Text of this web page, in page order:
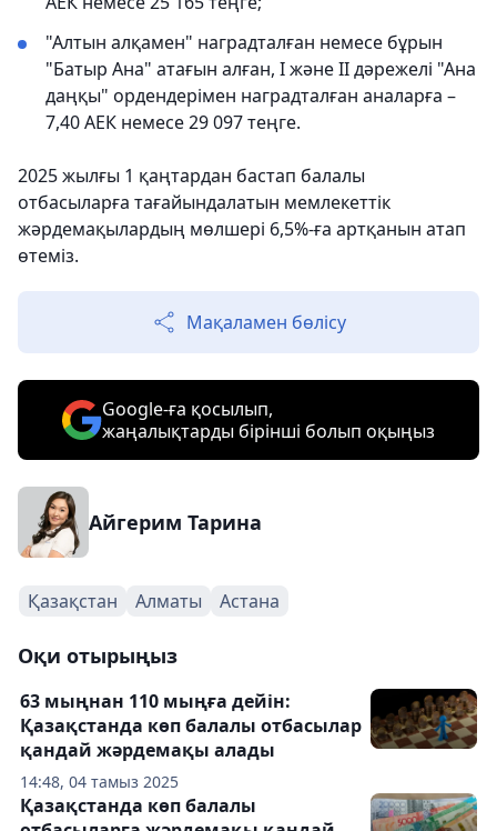
"Алтын алқамен" наградталған немесе бұрын
"Батыр Ана" атағын алған, І және ІІ дәрежелі "Ана
даңқы" ордендерімен наградталған аналарға –
7,40 АЕК немесе 29 097 теңге.
2025 жылғы 1 қаңтардан бастап балалы
отбасыларға тағайындалатын мемлекеттік
жәрдемақылардың мөлшері 6,5%-ға артқанын атап
өтеміз.
Мақаламен бөлісу
Google-ға қосылып,
жаңалықтарды бірінші болып оқыңыз
Айгерим Тарина
Қазақстан Алматы Астана
Оқи отырыңыз
14:48, 04 тамыз 2025
63 мыңнан 110 мыңға дейін:
Қазақстанда көп балалы отбасылар
қандай жәрдемақы алады
Қазақстанда көп балалы